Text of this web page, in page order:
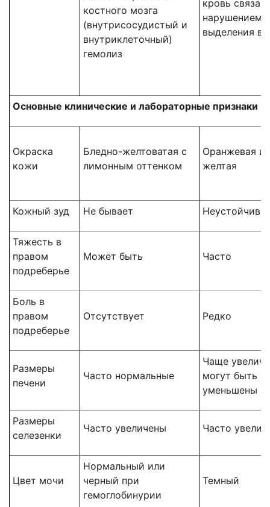
костного мозга
(внутрисосудистый и
внутриклеточный)
гемолиз
кровь
нарушением
выделения в
Основные клинические и лабораторные признаки
Окраска
кожи
Бледно-желтоватая с
лимонным оттенком
Оранжевая
желтая
Кожный зуд Не бывает
Тяжесть в
правом
подреберье
Может быть Часто
Боль в
правом
подреберье
Отсутствует Редко
Размеры
печени
Часто нормальные
Чаще
могут быть
уменьшены
Размеры
селезенки
Часто увеличены Часто
Цвет мочи
Нормальный или
черный при
гемоглобинурии
Темный